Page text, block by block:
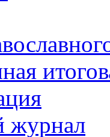
журнал